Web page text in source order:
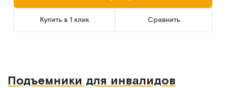
Купить в 1 клик Сравнить
Подъемники для инвалидов